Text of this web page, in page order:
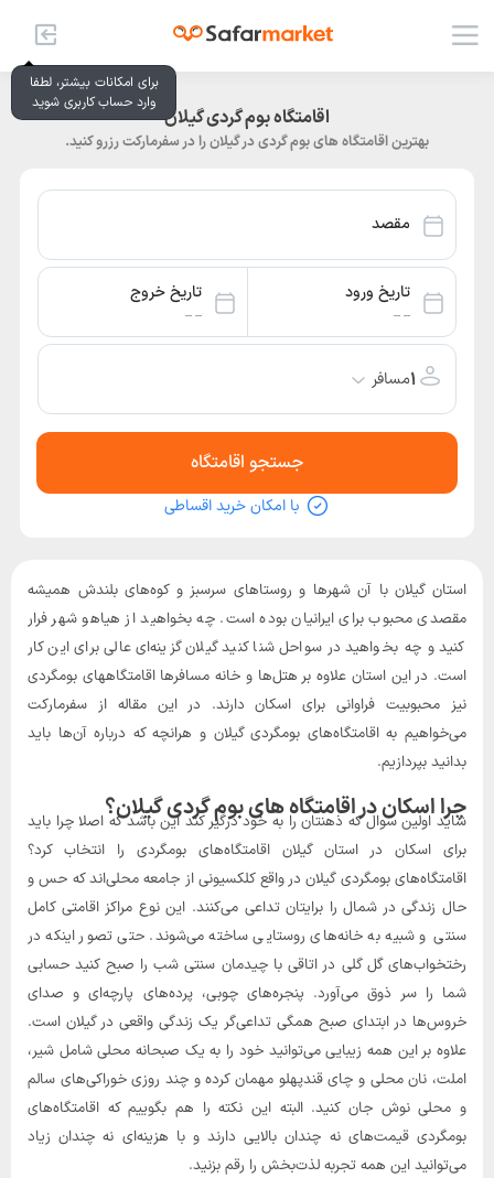
برای امکانات بیشتر، لطفا
وارد حساب کاربری شوید
اقامتگاه بوم گردی گیلان
بهترین اقامتگاه های بوم گردی در گیلان را در سفرمارکت رزرو کنید.
مقصد
تاریخ خروج
-- --
تاریخ ورود
-- --
۱مسافر
جستجو اقامتگاه
با امکان خرید اقساطی
استان گیلان با آن شهرها و روستاهای سرسبز و کوه‌های بلندش همیشه
مقصدی محبوب برای ایرانیان بوده است. چه بخواهید از هیاهو شهر فرار
کنید و چه بخواهید در سواحل شنا کنید گیلان گزینه‌ای عالی برای این کار
است. در این استان علاوه بر هتل‌ها و خانه مسافرها اقامتگاه‎های بومگردی
نیز محبوبیت فراوانی برای اسکان دارند. در این مقاله از سفرمارکت
می‌خواهیم به اقامتگاه‌های بومگردی گیلان و هرانچه که درباره آن‌ها باید
بدانید بپردازیم.
چرا اسکان در اقامتگاه های بوم گردی گیلان؟
شاید اولین سوال که ذهنتان را به خود درگیر کند این باشد که اصلا چرا باید
برای اسکان در استان گیلان اقامتگاه‌های بومگردی را انتخاب کرد؟
اقامتگاه‌های بومگردی گیلان در واقع کلکسیونی از جامعه محلی‌اند که حس و
حال زندگی در شمال را برایتان تداعی می‌کنند. این نوع مراکز اقامتی کامل
سنتی و شبیه به خانه‌های روستایی ساخته می‌شوند. حتی تصور اینکه در
رختخواب‌های گل گلی در اتاقی با چیدمان سنتی شب را صبح کنید حسابی
شما را سر ذوق می‌آورد. پنجره‌های چوبی، پرده‌های پارچه‌ای و صدای
خروس‌‌ها در ابتدای صبح همگی تداعی‎‌گر یک زندگی واقعی در گیلان است.
علاوه بر این همه زیبایی می‌توانید خود را به یک صبحانه محلی شامل شیر،
املت، نان محلی و چای قندپهلو مهمان کرده و چند روزی خوراکی‌های سالم
و محلی نوش جان کنید. البته این نکته را هم بگوییم که اقامتگاه‌های
بومگردی قیمت‌های نه چندان بالایی دارند و با هزینه‌ای نه چندان زیاد
می‌توانید این همه تجربه لذت‌بخش را رقم بزنید.